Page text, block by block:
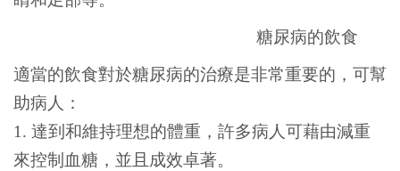
糖尿病的飲食
適當的飲食對於糖尿病的治療是非常重要的，可幫
助病人：
1. 達到和維持理想的體重，許多病人可藉由減重
來控制血糖，並且成效卓著。